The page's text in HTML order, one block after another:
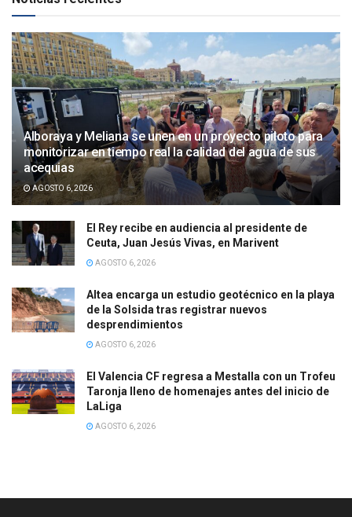
Alboraya y Meliana se unen en un proyecto piloto para
monitorizar en tiempo real la calidad del agua de sus
acequias
AGOSTO 6, 2026
El Rey recibe en audiencia al presidente de
Ceuta, Juan Jesús Vivas, en Marivent
AGOSTO 6, 2026
Altea encarga un estudio geotécnico en la playa
de la Solsida tras registrar nuevos
desprendimientos
AGOSTO 6, 2026
El Valencia CF regresa a Mestalla con un Trofeu
Taronja lleno de homenajes antes del inicio de
LaLiga
AGOSTO 6, 2026